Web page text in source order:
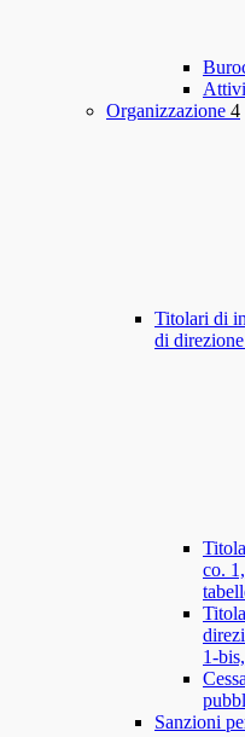
Organizzazione 4
Titolari di
di
co.
1-
Sanzioni